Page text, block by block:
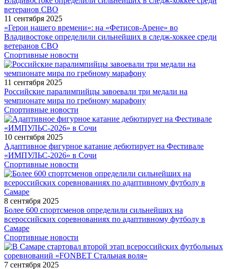
11 сентября 2025
«Герои нашего времени»: на «Фетисов-Арене» во
Владивостоке определили сильнейших в следж-хоккее среди
ветеранов СВО
Спортивные новости
11 сентября 2025
Российские паралимпийцы завоевали три медали на
чемпионате мира по гребному марафону
Спортивные новости
10 сентября 2025
Адаптивное фигурное катание дебютирует на Фестивале
«ИМПУЛЬС-2026» в Сочи
Спортивные новости
8 сентября 2025
Более 600 спортсменов определили сильнейших на
всероссийских соревнованиях по адаптивному футболу в
Самаре
Спортивные новости
7 сентября 2025